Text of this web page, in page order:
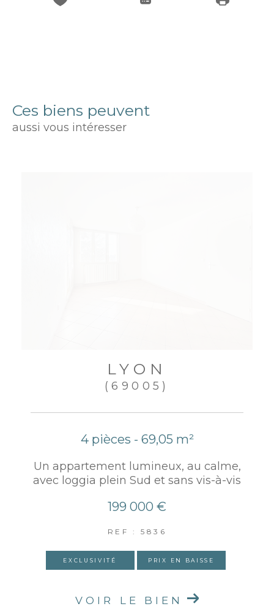
Ces biens peuvent
aussi vous intéresser
LYON
(69005)
4 pièces - 69,05 m²
Un appartement lumineux, au calme,
avec loggia plein Sud et sans vis-à-vis
199 000 €
REF : 5836
EXCLUSIVITÉ PRIX EN BAISSE
VOIR LE BIEN